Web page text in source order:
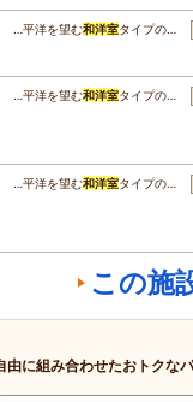
…平洋を望む和洋室タイプの…
…平洋を望む和洋室タイプの…
…平洋を望む和洋室タイプの…
この施
由に組み合わせたおトクな